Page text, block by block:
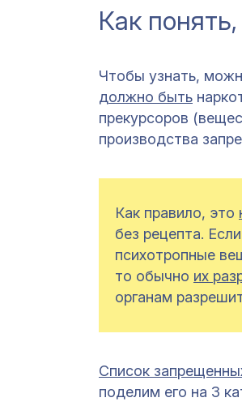
Как
Чтобы узнать,
должно быть
прекурсоров
производства
Как правило, это
без рецепта.
психотропные
то обычно их
органам
Список
поделим его на 3